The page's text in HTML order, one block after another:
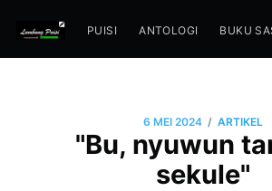
PUISI ANTOLOGI BUKU
6 MEI 2024 / ARTIKEL
"Bu, nyuwun
sekule"